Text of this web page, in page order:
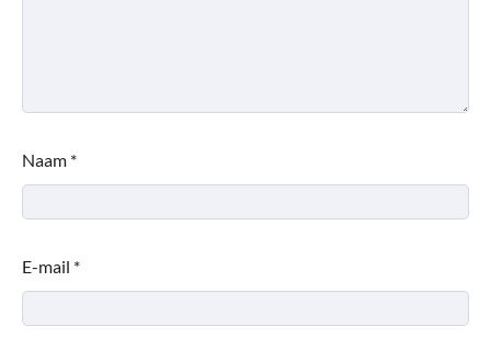
Naam *
E-mail *